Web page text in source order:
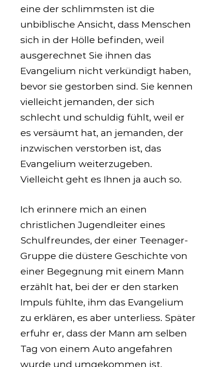
eine der schlimmsten ist die
unbiblische Ansicht, dass Menschen
sich in der Hölle befinden, weil
ausgerechnet Sie ihnen das
Evangelium nicht verkündigt haben,
bevor sie gestorben sind. Sie kennen
vielleicht jemanden, der sich
schlecht und schuldig fühlt, weil er
es versäumt hat, an jemanden, der
inzwischen verstorben ist, das
Evangelium weiterzugeben.
Vielleicht geht es Ihnen ja auch so.
Ich erinnere mich an einen
christlichen Jugendleiter eines
Schulfreundes, der einer Teenager-
Gruppe die düstere Geschichte von
einer Begegnung mit einem Mann
erzählt hat, bei der er den starken
Impuls fühlte, ihm das Evangelium
zu erklären, es aber unterliess. Später
erfuhr er, dass der Mann am selben
Tag von einem Auto angefahren
wurde und umgekommen ist.